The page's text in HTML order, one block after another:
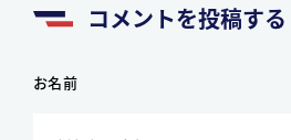
コメントを投稿する
お名前